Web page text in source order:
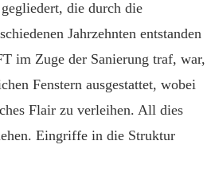
die durch die
Jahrzehnten entstanden
im Zuge der Sanierung traf, war,
Fenstern ausgestattet, wobei
Flair zu verleihen. All dies
Eingriffe in die Struktur